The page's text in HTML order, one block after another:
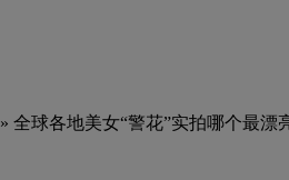
» 全球各地美女“警花”实拍哪个最漂